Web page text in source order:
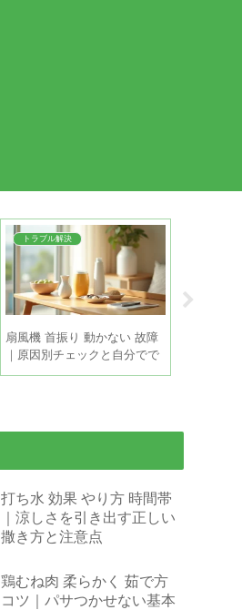
トラブル解決
扇風機 首振り 動かない 故障
｜原因別チェックと自分でで
きる直し方
打ち水 効果 やり方 時間帯
｜涼しさを引き出す正しい
撒き方と注意点
鶏むね肉 柔らかく 茹で方
コツ｜パサつかせない基本